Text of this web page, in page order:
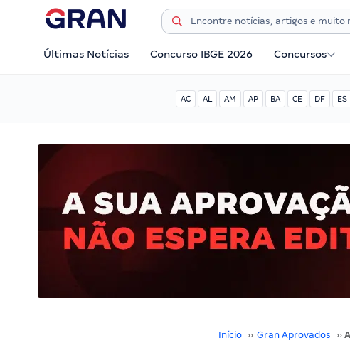
Últimas Notícias Concurso IBGE 2026 Concursos
AC AL AM AP BA CE DF ES
Início ›› Gran Aprovados ››